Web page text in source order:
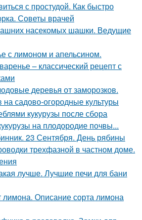
с простудой. Как быстро
Советы врачей
насекомых шашки. Ведущие
с лимоном и апельсином.
– классический рецепт с
деревья от заморозков.
садово-огородные культуры
кукурузы после сбора
на плодородие почвы...
23 Сентября. День рябины
трехфазной в частном доме.
лучше. Лучшие печи для бани
лимона. Описание сорта лимона